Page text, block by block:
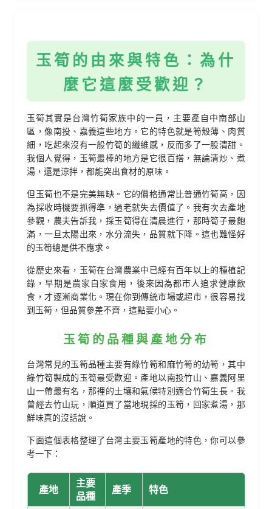
玉筍的由來與特色：為什
麼它這麼受歡迎？
玉筍其實是台灣竹筍家族中的一員，主要產自中南部山
區，像南投、嘉義這些地方。它的特色就是筍殼薄、肉質
細，吃起來沒有一般竹筍的纖維感，反而多了一股清甜。
我個人覺得，玉筍最棒的地方是它很百搭，無論清炒、煮
湯，還是涼拌，都能突出食材的原味。
但玉筍也不是完美無缺。它的價格通常比普通竹筍高，因
為採收時機要抓得準，過老就失去價值了。我有次去產地
參觀，農夫告訴我，採玉筍得在清晨進行，那時筍子最飽
滿，一旦太陽出來，水分流失，品質就下降。這也難怪好
的玉筍總是供不應求。
從歷史來看，玉筍在台灣農業中已經有百年以上的種植記
錄，早期是農家自家食用，後來因為都市人追求健康飲
食，才逐漸商業化。現在你到傳統市場或超市，很容易找
到玉筍，但品質參差不齊，這點要小心。
玉筍的品種與產地分布
台灣常見的玉筍品種主要有綠竹筍和麻竹筍的幼筍，其中
綠竹筍製成的玉筍最受歡迎。產地以南投竹山、嘉義阿里
山一帶最有名，那裡的土壤和氣候特別適合竹筍生長。我
曾經去竹山玩，順道買了當地現採的玉筍，回家煮湯，那
鮮味真的沒話說。
下面這個表格整理了台灣主要玉筍產地的特色，你可以參
考一下：
產地
主要
品種
產季 特色